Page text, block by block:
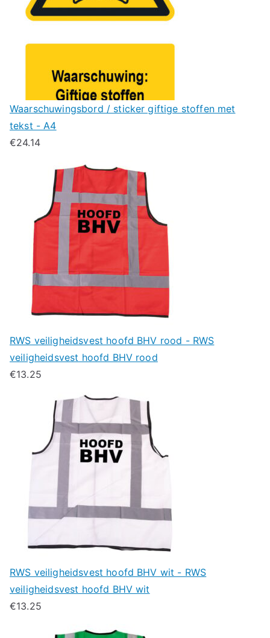
Waarschuwingsbord / sticker giftige stoffen met
tekst - A4
€24.14
RWS veiligheidsvest hoofd BHV rood - RWS
veiligheidsvest hoofd BHV rood
€13.25
RWS veiligheidsvest hoofd BHV wit - RWS
veiligheidsvest hoofd BHV wit
€13.25